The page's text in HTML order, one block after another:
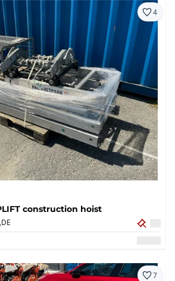
4
construction hoist
DE
7